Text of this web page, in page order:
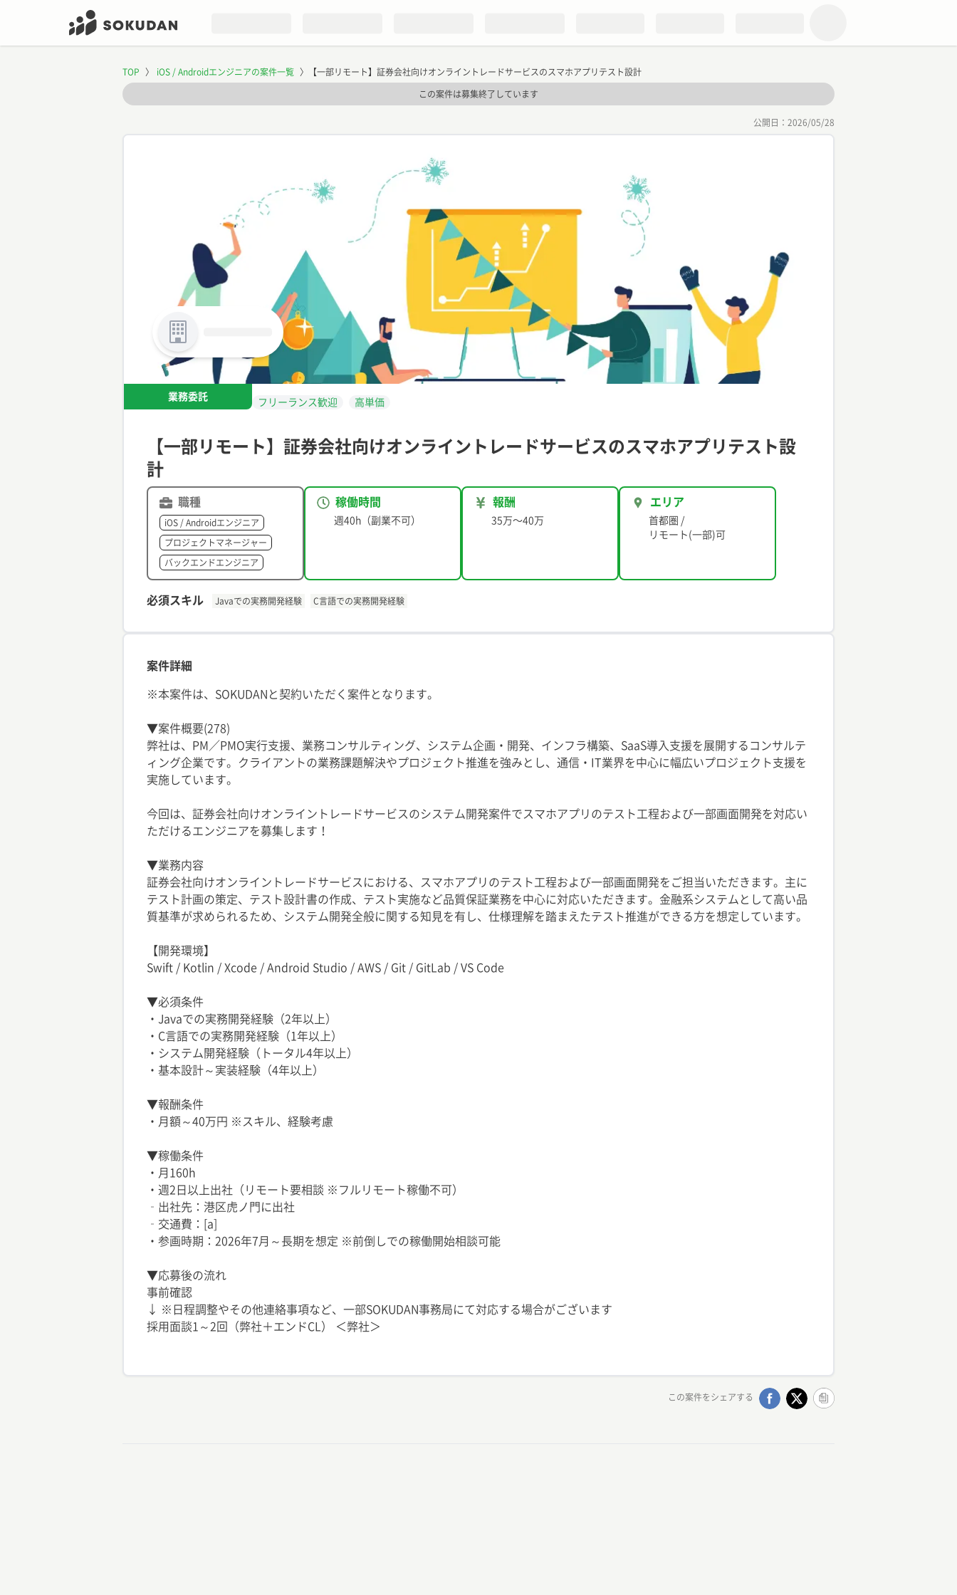
TOP 〉 iOS / Androidエンジニアの案件一覧 〉 【一部リモート】証券会社向けオンライントレードサービスのスマホアプリテスト設計
この案件は募集終了しています
公開日： 2026/05/28
業務委託
フリーランス歓迎 高単価
【一部リモート】証券会社向けオンライントレードサービスのスマホアプリテスト設
計
職種
iOS / Androidエンジニア
プロジェクトマネージャー
バックエンドエンジニア
稼働時間
週40h（副業不可）
報酬
35万〜40万
エリア
首都圏 /
リモート(一部)可
必須スキル Javaでの実務開発経験 C言語での実務開発経験
案件詳細
※本案件は、SOKUDANと契約いただく案件となります。
▼案件概要(278)
弊社は、PM／PMO実行支援、業務コンサルティング、システム企画・開発、インフラ構築、SaaS導入支援を展開するコンサルテ
ィング企業です。クライアントの業務課題解決やプロジェクト推進を強みとし、通信・IT業界を中心に幅広いプロジェクト支援を
実施しています。
今回は、証券会社向けオンライントレードサービスのシステム開発案件でスマホアプリのテスト工程および一部画面開発を対応い
ただけるエンジニアを募集します！
▼業務内容
証券会社向けオンライントレードサービスにおける、スマホアプリのテスト工程および一部画面開発をご担当いただきます。主に
テスト計画の策定、テスト設計書の作成、テスト実施など品質保証業務を中心に対応いただきます。金融系システムとして高い品
質基準が求められるため、システム開発全般に関する知見を有し、仕様理解を踏まえたテスト推進ができる方を想定しています。
【開発環境】
Swift / Kotlin / Xcode / Android Studio / AWS / Git / GitLab / VS Code
▼必須条件
・Javaでの実務開発経験（2年以上）
・C言語での実務開発経験（1年以上）
・システム開発経験（トータル4年以上）
・基本設計～実装経験（4年以上）
▼報酬条件
・月額～40万円 ※スキル、経験考慮
▼稼働条件
・月160h
・週2日以上出社（リモート要相談 ※フルリモート稼働不可）
‐出社先：港区虎ノ門に出社
‐交通費：[a]
・参画時期：2026年7月～長期を想定 ※前倒しでの稼働開始相談可能
▼応募後の流れ
事前確認
↓ ※日程調整やその他連絡事項など、一部SOKUDAN事務局にて対応する場合がございます
採用面談1～2回（弊社＋エンドCL） ＜弊社＞
この案件をシェアする